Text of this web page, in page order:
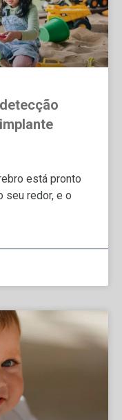
está pronto
seu redor, e o